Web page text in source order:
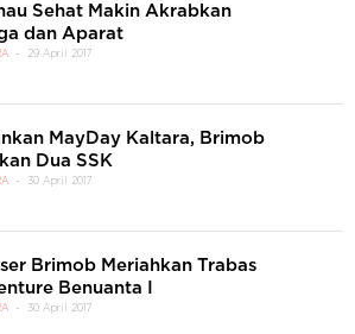
Sehat Makin Akrabkan
dan Aparat
29 April 2017
MayDay Kaltara, Brimob
Dua SSK
30 April 2017
Brimob Meriahkan Trabas
Benuanta I
30 April 2017